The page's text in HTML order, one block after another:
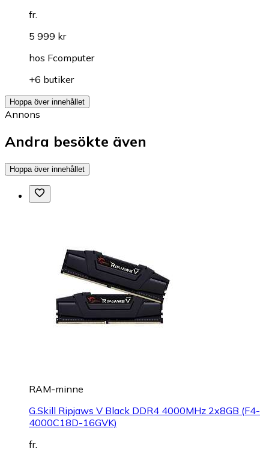
fr.
5 999 kr
hos Fcomputer
+6 butiker
Hoppa över innehållet
Annons
Andra besökte även
Hoppa över innehållet
RAM-minne
G.Skill Ripjaws V Black DDR4 4000MHz 2x8GB (F4-
4000C18D-16GVK)
fr.